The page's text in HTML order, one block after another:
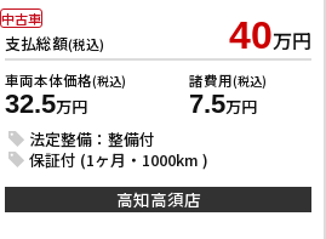
支払総額(税込) 40万円
車両本体価格(税込)
32.5万円
諸費用(税込)
7.5万円
法定整備：整備付
保証付 (1ヶ月・1000km )
中古車
高知高須店